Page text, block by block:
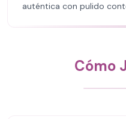
auténtica con pulido
Cómo